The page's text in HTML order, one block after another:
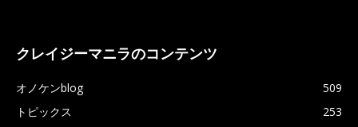
クレイジーマニラのコンテンツ
オノケンblog
509
トピックス
253